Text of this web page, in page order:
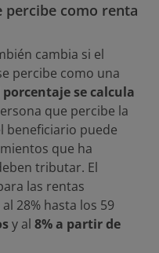
percibe como renta
cambia si el
percibe como una
porcentaje se calcula
que percibe la
beneficiario puede
que ha
tributar. El
las rentas
al 28% hasta los 59
y al 8% a partir de